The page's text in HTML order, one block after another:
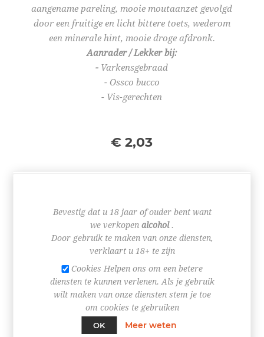
aangename pareling, mooie moutaanzet gevolgd
door een fruitige en licht bittere toets, wederom
een minerale hint, mooie droge afdronk.
Aanrader / Lekker bij:
- Varkensgebraad
- Ossco bucco
- Vis-gerechten
€ 2,03
+
-
BESTEL NU!
Bevestig dat u 18 jaar of ouder bent want
we verkopen alcohol.
Door gebruik te maken van onze diensten,
verklaart u 18+ te zijn
Cookies Helpen ons om een betere
diensten te kunnen verlenen. Als je gebruik
wilt maken van onze diensten stem je toe
om cookies te gebruiken
OK
Meer weten